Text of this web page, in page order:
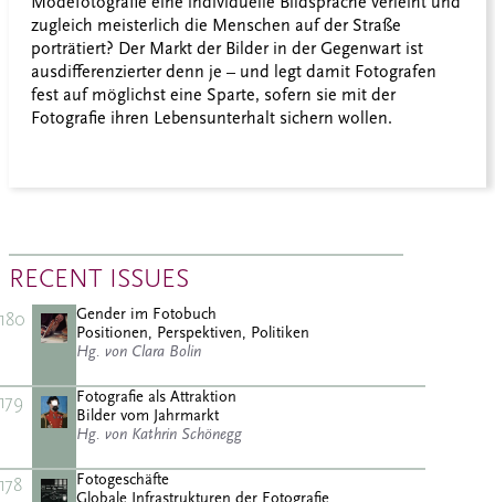
zugleich meisterlich die Menschen auf der Straße
porträtiert? Der Markt der Bilder in der Gegenwart ist
ausdifferenzierter denn je – und legt damit Fotografen
fest auf möglichst eine Sparte, sofern sie mit der
Fotografie ihren Lebensunterhalt sichern wollen.
RECENT ISSUES
180
Gender im Fotobuch
Positionen, Perspektiven, Politiken
Hg. von Clara Bolin
179
Fotografie als Attraktion
Bilder vom Jahrmarkt
Hg. von Kathrin Schönegg
178
Fotogeschäfte